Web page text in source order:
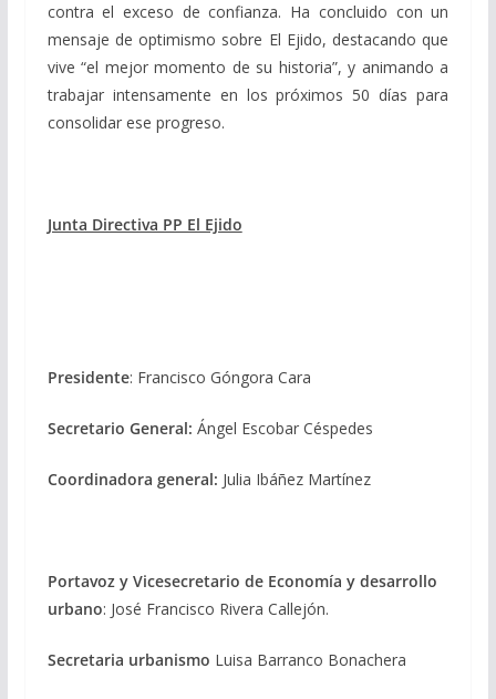
contra el exceso de confianza. Ha concluido con un
mensaje de optimismo sobre El Ejido, destacando que
vive “el mejor momento de su historia”, y animando a
trabajar intensamente en los próximos 50 días para
consolidar ese progreso.
Junta Directiva PP El Ejido
Presidente: Francisco Góngora Cara
Secretario General: Ángel Escobar Céspedes
Coordinadora general: Julia Ibáñez Martínez
Portavoz y Vicesecretario de Economía y desarrollo
urbano: José Francisco Rivera Callejón.
Secretaria urbanismo Luisa Barranco Bonachera